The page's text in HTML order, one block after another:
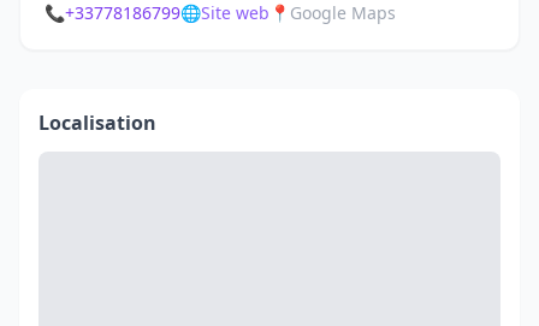
📞+33778186799🌐Site web 📍 Google Maps
Localisation